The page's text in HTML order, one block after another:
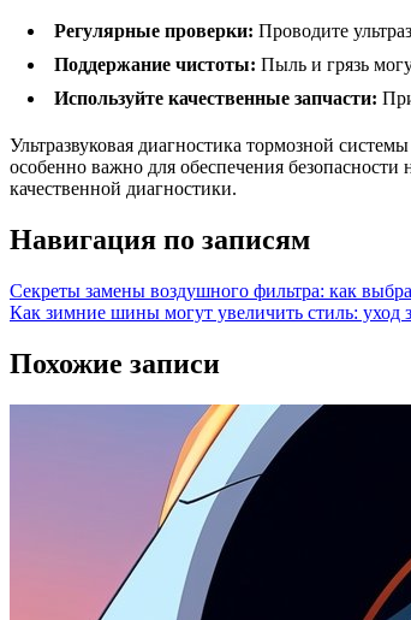
Регулярные проверки: Проводите
Поддержание чистоты: Пыль и грязь
Используйте качественные запчасти:
Ультразвуковая диагностика тормозной
особенно важно для обеспечения
качественной диагностики.
Навигация по записям
Секреты замены воздушного фильтра: как
Как зимние шины могут увеличить стиль: уход
Похожие записи